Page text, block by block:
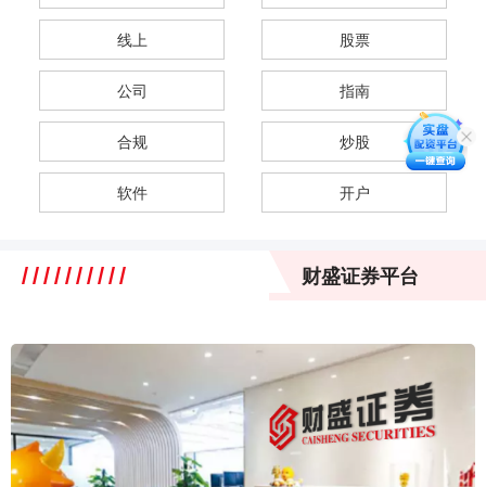
线上 股票
公司 指南
合规 炒股
软件 开户
财盛证券平台